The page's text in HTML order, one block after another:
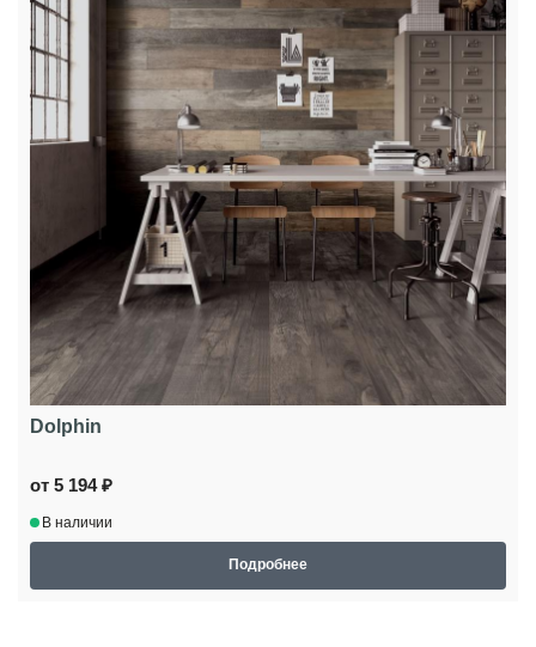
Dolphin
от 5 194 ₽
В наличии
Подробнее